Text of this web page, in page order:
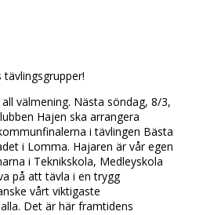
välmening. Nästa söndag, 8/3,
Hajen ska arrangera
i tävlingen Bästa
i Lomma. Hajaren är vår egen
i Teknikskola, Medleyskola
på att tävla i en trygg
vårt viktigaste
Det är här framtidens